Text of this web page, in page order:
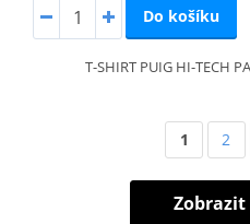
Do košíku
T-SHIRT PUIG HI-TECH
1 2
Zobrazit